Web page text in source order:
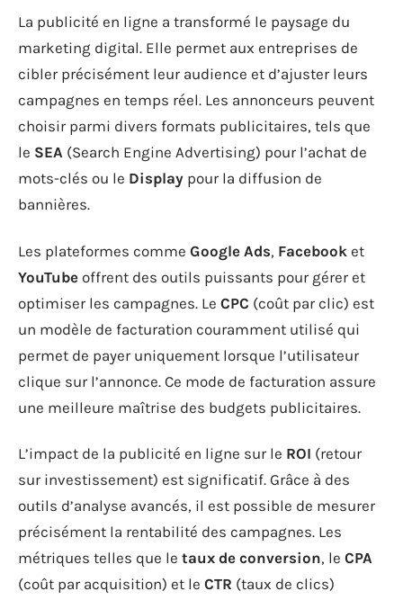
La publicité en ligne a transformé le paysage du
marketing digital. Elle permet aux entreprises de
cibler précisément leur audience et d’ajuster leurs
campagnes en temps réel. Les annonceurs peuvent
choisir parmi divers formats publicitaires, tels que
le SEA (Search Engine Advertising) pour l’achat de
mots-clés ou le Display pour la diffusion de
bannières.
Les plateformes comme Google Ads, Facebook et
YouTube offrent des outils puissants pour gérer et
optimiser les campagnes. Le CPC (coût par clic) est
un modèle de facturation couramment utilisé qui
permet de payer uniquement lorsque l’utilisateur
clique sur l’annonce. Ce mode de facturation assure
une meilleure maîtrise des budgets publicitaires.
L’impact de la publicité en ligne sur le ROI (retour
sur investissement) est significatif. Grâce à des
outils d’analyse avancés, il est possible de mesurer
précisément la rentabilité des campagnes. Les
métriques telles que le taux de conversion, le CPA
(coût par acquisition) et le CTR (taux de clics)